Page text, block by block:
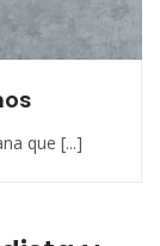
que [...]